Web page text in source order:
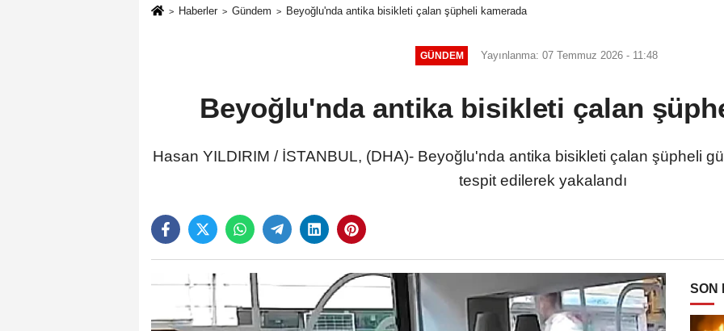
Haberler Gündem Beyoğlu'nda antika bisikleti çalan şüpheli kamerada
GÜNDEM Yayınlanma: 07 Temmuz 2026 - 11:48
Beyoğlu'nda antika bisikleti çalan
Hasan YILDIRIM / İSTANBUL, (DHA)- Beyoğlu'nda antika bisikleti çalan şüpheli
tespit edilerek yakalandı
SON